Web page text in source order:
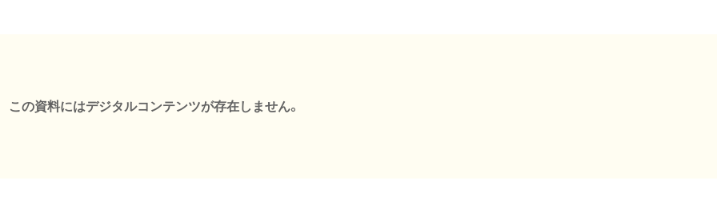
この資料にはデジタルコンテンツが存在しません。